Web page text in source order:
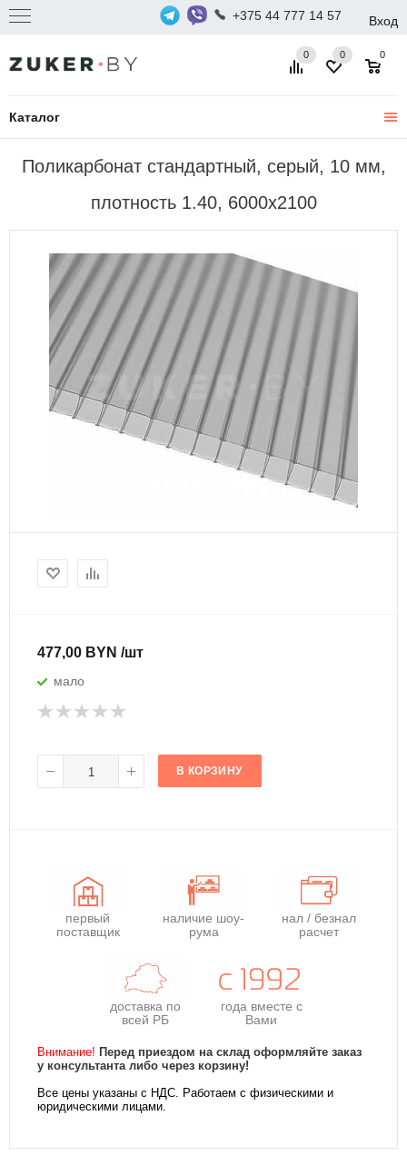
+375 44 777 14 57 Вход
Каталог
0 0
0
Поликарбонат стандартный, серый, 10 мм,
плотность 1.40, 6000x2100
477,00 BYN /шт
мало
В КОРЗИНУ
первый
поставщик
наличие шоу-
рума
нал / безнал
расчет
доставка по
всей РБ
года вместе с
Вами
Внимание! Перед приездом на склад оформляйте заказ
у консультанта либо через корзину!
Все цены указаны с НДС. Работаем с физическими и
юридическими лицами.